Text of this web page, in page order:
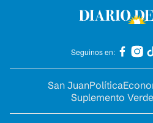
Seguinos en:
San JuanPolítica
Suplemento Verde